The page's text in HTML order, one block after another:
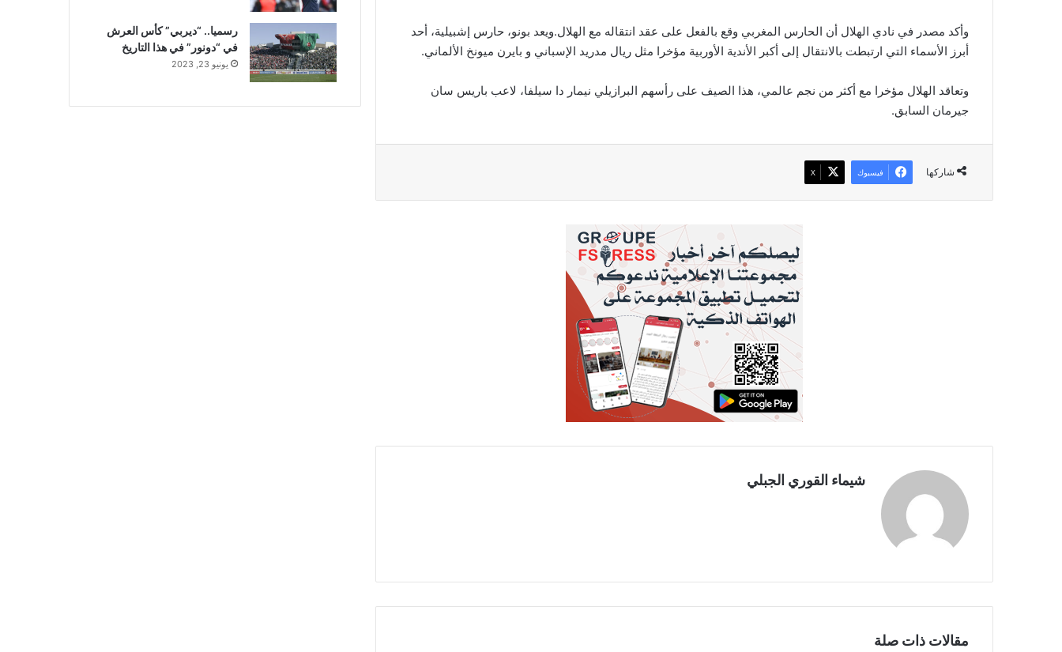
وأكد مصدر في نادي ‎الهلال أن الحارس المغربي وقع بالفعل على عقد انتقاله مع الهلال.ويعد بونو، حارس إشبيلية، أحد
أبرز الأسماء التي ارتبطت بالانتقال إلى أكبر الأندية الأوربية مؤخرا مثل ‎ريال مدريد الإسباني و ‎بايرن ميونخ الألماني.
وتعاقد الهلال مؤخرا مع أكثر من نجم عالمي، هذا الصيف على رأسهم البرازيلي ‎نيمار دا سيلفا، لاعب ‎باريس سان
جيرمان السابق.
شاركها فيسبوك ‫X
شيماء القوري الجبلي
مقالات ذات صلة
رسميا.. “ديربي” كأس العرش
في “دونور” في هذا التاريخ
يونيو 23, 2023